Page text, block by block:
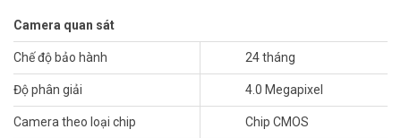
OSD.
– Độ phân giải 4Megapixel.
– Cảm biến CMOS kích thước 1/3″, 25fps@4MP, 25/30fps@1080p
– Độ nhạy sáng tối thiểu 0.03Lux/F1.5, 0Lux IR on.
– Ống kính cố định 3.6mm.
– Tầm xa hồng ngoại 30m với công nghệ hồng ngoại thông minh.
– Chế độ ngày đêm(ICR), tự động cân bằng trắng (AWB), tự động
Camera quan sát
Chế độ bảo hành 24 tháng
Độ phân giải 4.0 Megapixel
Camera theo loại chip Chip CMOS